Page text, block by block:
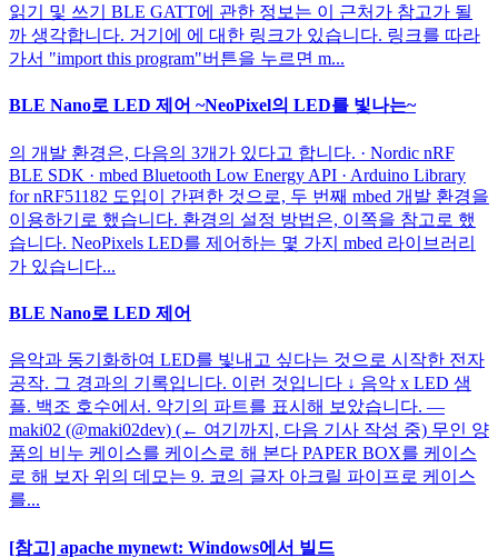
읽기 및 쓰기 BLE GATT에 관한 정보는 이 근처가 참고가 될
까 생각합니다. 거기에 에 대한 링크가 있습니다. 링크를 따라
가서 "import this program"버튼을 누르면 m...
BLE Nano로 LED 제어 ~NeoPixel의 LED를 빛나는~
의 개발 환경은, 다음의 3개가 있다고 합니다. · Nordic nRF
BLE SDK · mbed Bluetooth Low Energy API · Arduino Library
for nRF51182 도입이 간편한 것으로, 두 번째 mbed 개발 환경을
이용하기로 했습니다. 환경의 설정 방법은, 이쪽을 참고로 했
습니다. NeoPixels LED를 제어하는 몇 가지 mbed 라이브러리
가 있습니다...
BLE Nano로 LED 제어
음악과 동기화하여 LED를 빛내고 싶다는 것으로 시작한 전자
공작. 그 경과의 기록입니다. 이런 것입니다 ↓ 음악 x LED 샘
플. 백조 호수에서. 악기의 파트를 표시해 보았습니다. —
maki02 (@maki02dev) (← 여기까지, 다음 기사 작성 중) 무인 양
품의 비누 케이스를 케이스로 해 본다 PAPER BOX를 케이스
로 해 보자 위의 데모는 9. 코의 글자 아크릴 파이프로 케이스
를...
[참고] apache mynewt: Windows에서 빌드